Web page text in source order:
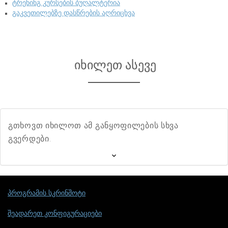
ტრენინგ კურსების ბუღალტერია
გაკვეთილებზე დასწრების აღრიცხვა
იხილეთ ასევე
გთხოვთ იხილოთ ამ განყოფილების სხვა
გვერდები.
პროგრამის სკრინშოტი
შეადარეთ კონფიგურაციები